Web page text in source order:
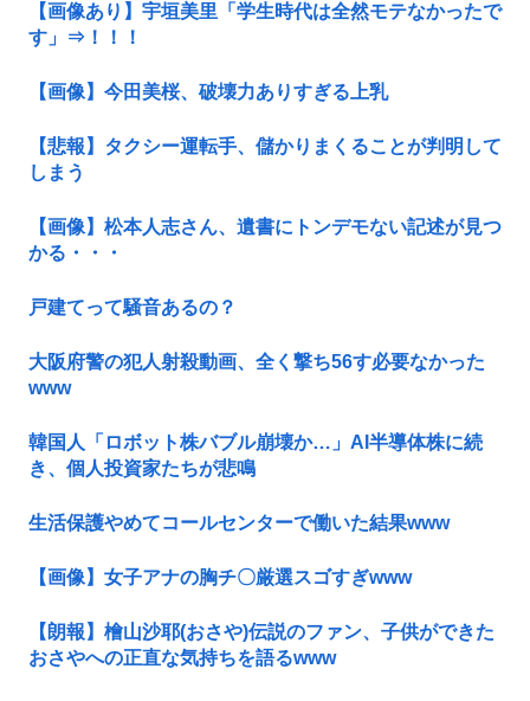
【画像あり】宇垣美里「学生時代は全然モテなかったで
す」⇒！！！
【画像】今田美桜、破壊力ありすぎる上乳
【悲報】タクシー運転手、儲かりまくることが判明して
しまう
【画像】松本人志さん、遺書にトンデモない記述が見つ
かる・・・
戸建てって騒音あるの？
大阪府警の犯人射殺動画、全く撃ち56す必要なかった
www
韓国人「ロボット株バブル崩壊か…」AI半導体株に続
き、個人投資家たちが悲鳴
生活保護やめてコールセンターで働いた結果www
【画像】女子アナの胸チ〇厳選スゴすぎwww
【朗報】檜山沙耶(おさや)伝説のファン、子供ができた
おさやへの正直な気持ちを語るwww